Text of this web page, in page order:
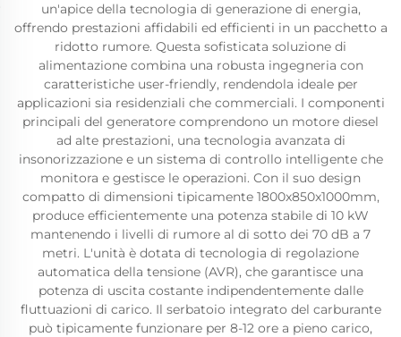
un'apice della tecnologia di generazione di energia,
offrendo prestazioni affidabili ed efficienti in un pacchetto a
ridotto rumore. Questa sofisticata soluzione di
alimentazione combina una robusta ingegneria con
caratteristiche user-friendly, rendendola ideale per
applicazioni sia residenziali che commerciali. I componenti
principali del generatore comprendono un motore diesel
ad alte prestazioni, una tecnologia avanzata di
insonorizzazione e un sistema di controllo intelligente che
monitora e gestisce le operazioni. Con il suo design
compatto di dimensioni tipicamente 1800x850x1000mm,
produce efficientemente una potenza stabile di 10 kW
mantenendo i livelli di rumore al di sotto dei 70 dB a 7
metri. L'unità è dotata di tecnologia di regolazione
automatica della tensione (AVR), che garantisce una
potenza di uscita costante indipendentemente dalle
fluttuazioni di carico. Il serbatoio integrato del carburante
può tipicamente funzionare per 8-12 ore a pieno carico,